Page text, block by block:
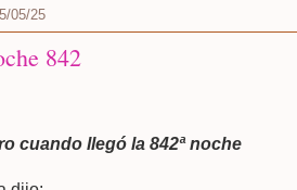
05/25
842
cuando llegó la 842ª noche